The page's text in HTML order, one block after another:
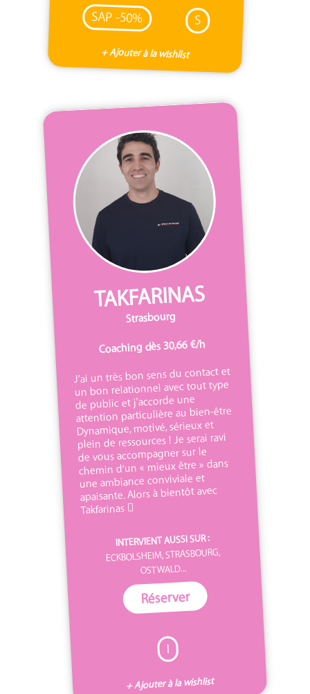
SAP -50% S
+ Ajouter à la wishlist
TAKFARINAS
Strasbourg
Coaching dès 30,66 €/h
J’ai un très bon sens du contact et
un bon relationnel avec tout type
de public et j'accorde une
attention particulière au bien-être
Dynamique, motivé, sérieux et
plein de ressources ! Je serai ravi
de vous accompagner sur le
chemin d’un « mieux être » dans
une ambiance conviviale et
apaisante. Alors à bientôt avec
Takfarinas 
INTERVIENT AUSSI SUR :
ECKBOLSHEIM, STRASBOURG,
OSTWALD...
Réserver
I
+ Ajouter à la wishlist